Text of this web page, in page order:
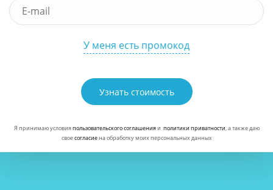
У меня есть промокод
Узнать стоимость
Я принимаю условияпользовательского соглашенияи политики приватности, а также даю
своесогласиена обработку моих персональных данных